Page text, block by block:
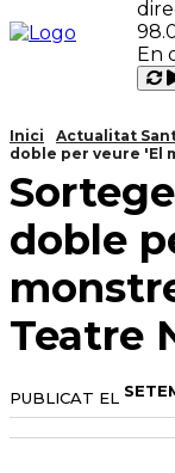
En
Inici Actualitat
doble per veure 'El
doble
Teatre
PUBLICAT EL